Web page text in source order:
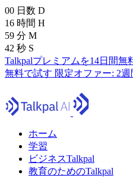
00 日数 D
16 時間 H
59 分 M
40 秒 S
Talkpalプレミアムを14日間無
無料で試す 限定オファー: 2
ホーム
学習
ビジネスTalkpal
教育のためのTalkpal